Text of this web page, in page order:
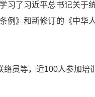
习了习近平总书记关于
例》和新修订的《中华
员等，近100人参加培